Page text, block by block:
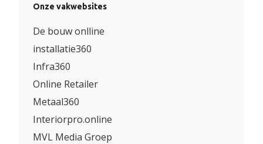
Onze vakwebsites
De bouw onlline
installatie360
Infra360
Online Retailer
Metaal360
Interiorpro.online
MVL Media Groep